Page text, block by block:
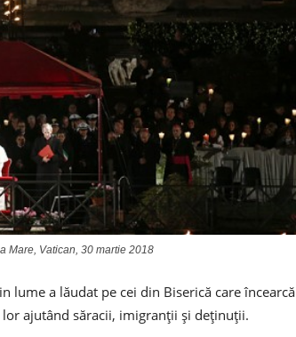
Mare, Vatican, 30 martie 2018
a lăudat pe cei din Biserică care încearcă
ajutând săracii, imigranții și deținuții.